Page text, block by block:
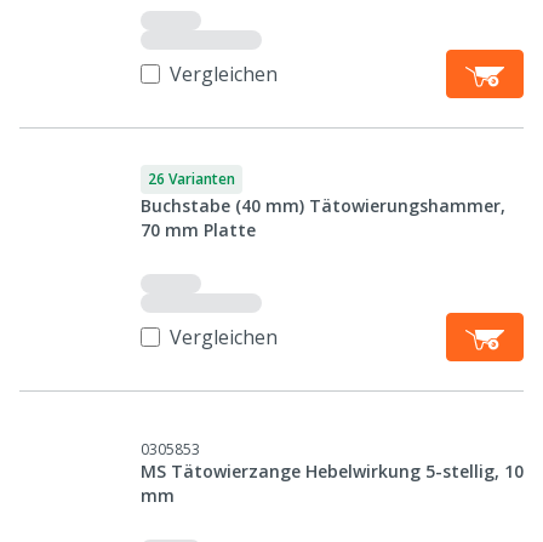
Vergleichen
26 Varianten
Buchstabe (40 mm) Tätowierungshammer,
70 mm Platte
Vergleichen
0305853
MS Tätowierzange Hebelwirkung 5-stellig, 10
mm